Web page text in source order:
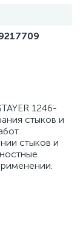
1246-
стыков и
стыков и